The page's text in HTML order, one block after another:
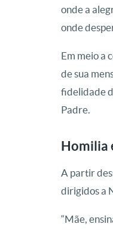
onde a
onde
Em meio a
de sua
fidelidade
Padre.
Homilia
A partir
dirigidos a
“Mãe,